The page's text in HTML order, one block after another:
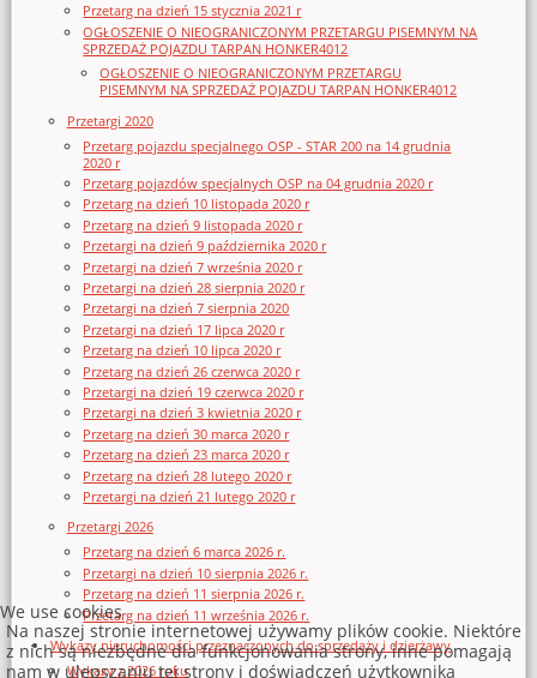
Przetarg na dzień 15 stycznia 2021 r
OGŁOSZENIE O NIEOGRANICZONYM PRZETARGU PISEMNYM NA
SPRZEDAŻ POJAZDU TARPAN HONKER4012
OGŁOSZENIE O NIEOGRANICZONYM PRZETARGU
PISEMNYM NA SPRZEDAŻ POJAZDU TARPAN HONKER4012
Przetargi 2020
Przetarg pojazdu specjalnego OSP - STAR 200 na 14 grudnia
2020 r
Przetarg pojazdów specjalnych OSP na 04 grudnia 2020 r
Przetarg na dzień 10 listopada 2020 r
Przetarg na dzień 9 listopada 2020 r
Przetargi na dzień 9 października 2020 r
Przetargi na dzień 7 września 2020 r
Przetargi na dzień 28 sierpnia 2020 r
Przetargi na dzień 7 sierpnia 2020
Przetargi na dzień 17 lipca 2020 r
Przetarg na dzień 10 lipca 2020 r
Przetarg na dzień 26 czerwca 2020 r
Przetargi na dzień 19 czerwca 2020 r
Przetargi na dzień 3 kwietnia 2020 r
Przetarg na dzień 30 marca 2020 r
Przetarg na dzień 23 marca 2020 r
Przetarg na dzień 28 lutego 2020 r
Przetargi na dzień 21 lutego 2020 r
Przetargi 2026
Przetarg na dzień 6 marca 2026 r.
Przetargi na dzień 10 sierpnia 2026 r.
Przetarg na dzień 11 sierpnia 2026 r.
Przetarg na dzień 11 września 2026 r.
Wykazy nieruchomości przeznaczonych do sprzedaży i dzierżawy
Wykazy z 2026 roku
We use cookies
Na naszej stronie internetowej używamy plików cookie. Niektóre
z nich są niezbędne dla funkcjonowania strony, inne pomagają
nam w ulepszaniu tej strony i doświadczeń użytkownika